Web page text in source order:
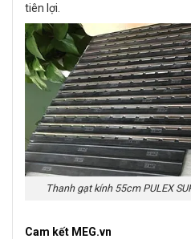
tiên lợi.
Thanh gạt kính 55cm PULEX
Cam kết MEG.vn